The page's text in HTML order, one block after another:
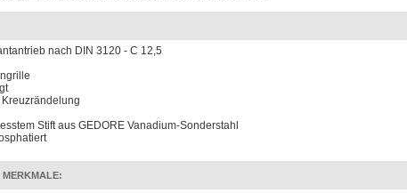
nach DIN 3120 - C 12,5
Stift aus GEDORE Vanadium-Sonderstahl
MERKMALE: